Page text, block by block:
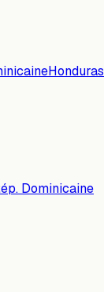
Honduras
Dominicaine